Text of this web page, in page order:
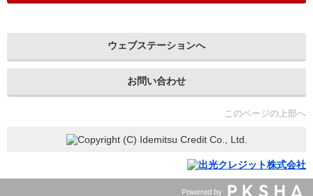
ウェブステーションへ
お問い合わせ
このページの上部へ
Powered by